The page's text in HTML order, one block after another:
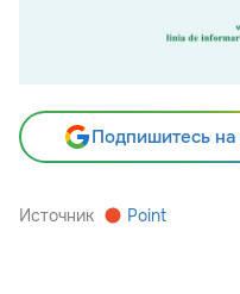
Подпишитесь на
Источник Point